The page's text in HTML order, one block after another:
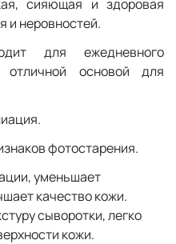
сияющая и здоровая
и неровностей.
для ежедневного
отличной основой для
фотостарения.
уменьшает
качество кожи.
сыворотки, легко
кожи.